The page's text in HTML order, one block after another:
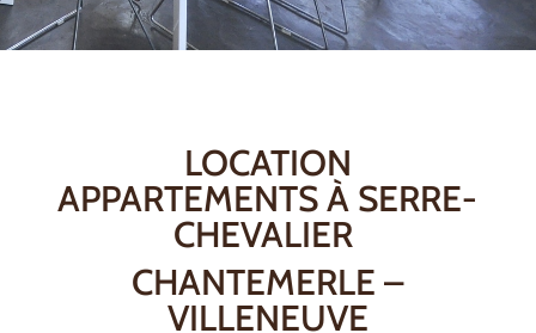
LOCATION
APPARTEMENTS À SERRE-
CHEVALIER
CHANTEMERLE –
VILLENEUVE